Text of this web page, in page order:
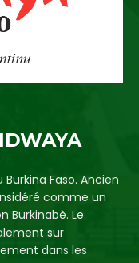
Faso. Ancien
comme un
Burkinabè. Le
sur
dans les